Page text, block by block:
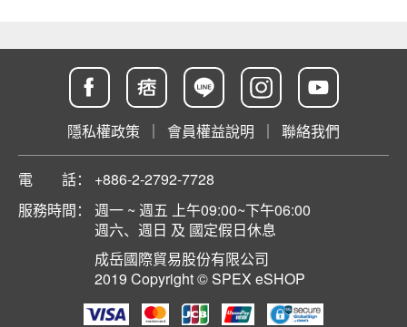
隱私權政策 ｜ 會員權益說明 ｜ 聯絡我們
電 話：
+886-2-2792-7728
服務時間：
週一 ~ 週五 上午09:00~下午06:00
週六、週日 及 國定假日休息
成岳國際貿易股份有限公司
2019 Copyright © SPEX eSHOP